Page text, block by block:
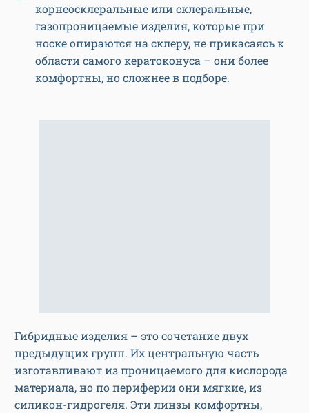
корнеосклеральные или склеральные,
газопроницаемые изделия, которые при
носке опираются на склеру, не прикасаясь к
области самого кератоконуса – они более
комфортны, но сложнее в подборе.
Гибридные изделия – это сочетание двух
предыдущих групп. Их центральную часть
изготавливают из проницаемого для кислорода
материала, но по периферии они мягкие, из
силикон-гидрогеля. Эти линзы комфортны,